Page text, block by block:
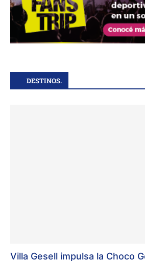
DESTINOS.
Villa Gesell impulsa la Choco